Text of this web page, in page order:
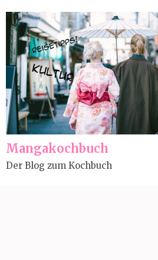
content
(Press
Enter)
Mangakochbuch
Der Blog zum Kochbuch